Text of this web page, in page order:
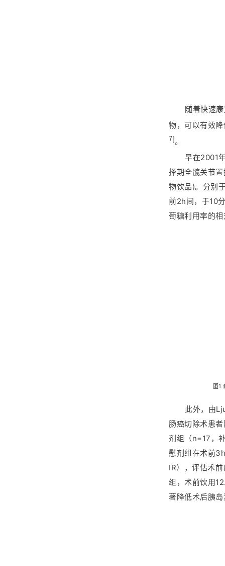
随着快速
物，可以有效
7]。
早在2001
择期全髋关节
物饮品)。分别
前2h间，于10
萄糖利用率的
图1
此外，由
肠癌切除术患
剂组（n=17，
慰剂组在术前
IR），评估术
组，术前饮用
著降低术后胰